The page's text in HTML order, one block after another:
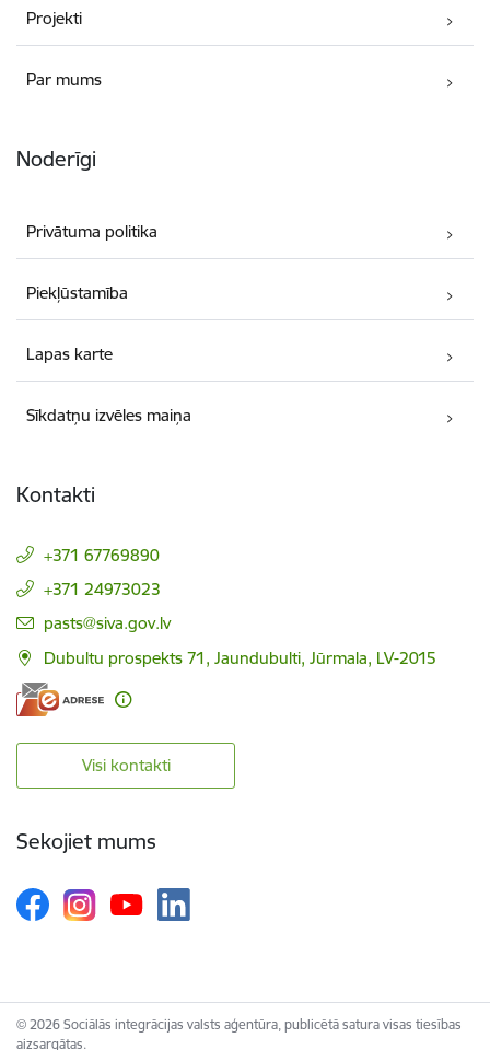
Projekti
Par mums
Noderīgi
Privātuma politika
Piekļūstamība
Lapas karte
Sīkdatņu izvēles maiņa
Kontakti
+371 67769890
+371 24973023
E-pasts:
pasts@siva.gov.lv
Dubultu prospekts 71, Jaundubulti, Jūrmala, LV-2015
Visi kontakti
Sekojiet mums
© 2026 Sociālās integrācijas valsts aģentūra, publicētā satura visas tiesības
aizsargātas.